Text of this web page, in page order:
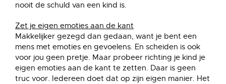
nooit de schuld van een kind is.
Zet je eigen emoties aan de kant
Makkelijker gezegd dan gedaan, want je bent een
mens met emoties en gevoelens. En scheiden is ook
voor jou geen pretje. Maar probeer richting je kind je
eigen emoties aan de kant te zetten. Daar is geen
truc voor. Iedereen doet dat op zijn eigen manier. Het